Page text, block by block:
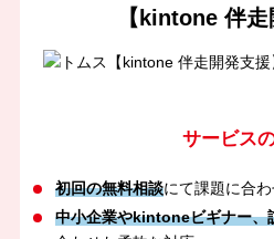
【kintone 伴走
サービス
初回の無料相談にて課題に合
中小企業やkintoneビギナー、